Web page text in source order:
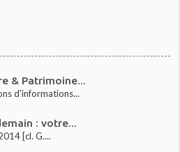
& Patrimoine...
d'informations...
: votre...
[cl. G....